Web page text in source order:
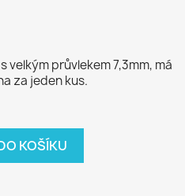
velkým průvlekem 7,3mm, má
za jeden kus.
KOŠÍKU